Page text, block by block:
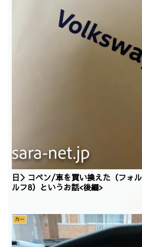
日＞コペン/車を買い換えた（フォ
ルフ8）というお話<後編>
カー